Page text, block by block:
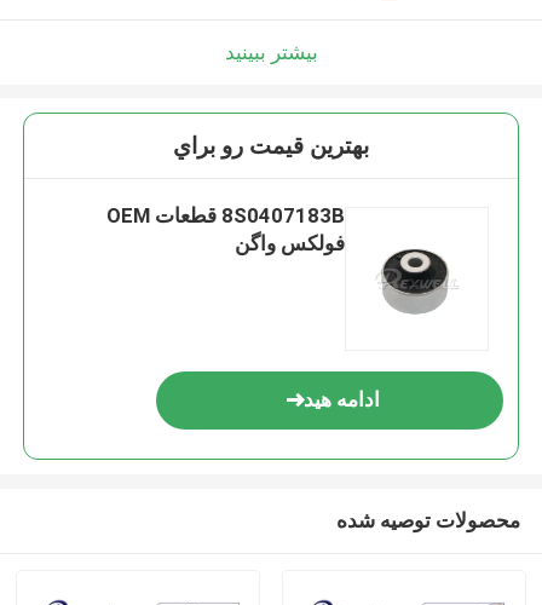
بیشتر ببینید
بهترين قيمت رو براي
8S0407183B قطعات OEM
فولکس واگن
ادامه هید
محصولات توصیه شده